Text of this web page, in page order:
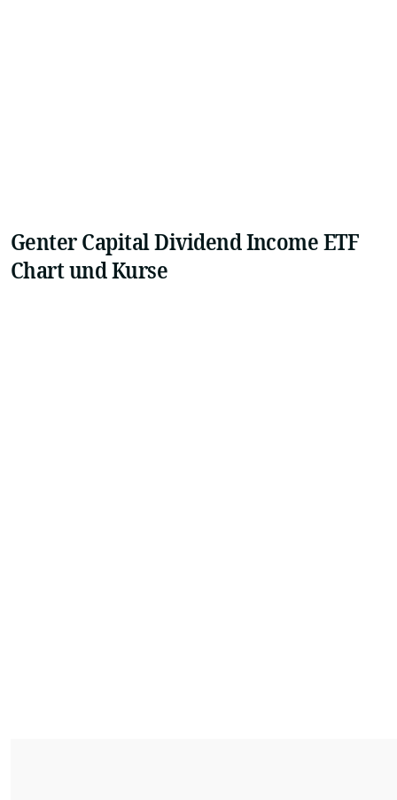
Genter Capital Dividend Income ETF
Chart und Kurse